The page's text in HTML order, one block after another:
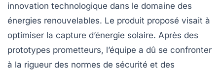
innovation technologique dans le domaine des
énergies renouvelables. Le produit proposé visait à
optimiser la capture d’énergie solaire. Après des
prototypes prometteurs, l’équipe a dû se confronter
à la rigueur des normes de sécurité et des